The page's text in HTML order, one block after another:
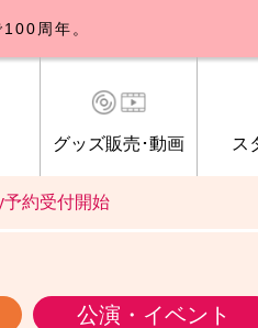
周年。
演 ご観覧マナーについて
･イベント
グッズ販売･動画
ンライン配信
ス
て 公式ファンクラブ「桜
約受付開始
公演・イベント